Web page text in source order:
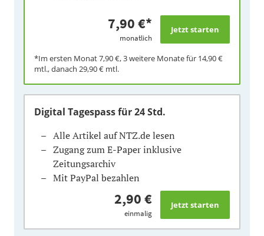
7,90 €*
monatlich
*Im ersten Monat7,90 €, 3 weitere Monate für 14,90 €
mtl., danach 29,90 € mtl.
Digital Tagespassfür 24 Std.
Alle Artikel auf NTZ.de lesen
Zugang zum E-Paper inklusive
Zeitungsarchiv
Mit PayPal bezahlen
2,90 €
einmalig